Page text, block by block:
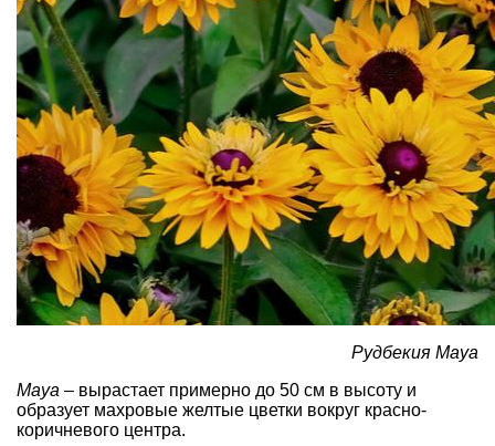
Рудбекия Maya
Maya – вырастает примерно до 50 см в высоту и
образует махровые желтые цветки вокруг красно-
коричневого центра.